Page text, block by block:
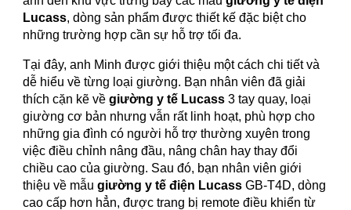
Lucass, dòng sản phẩm được thiết kế đặc biệt cho
những trường hợp cần sự hỗ trợ tối đa.
Tại đây, anh Minh được giới thiệu một cách chi tiết và
dễ hiểu về từng loại giường. Bạn nhân viên đã giải
thích cặn kẽ vềgiường y tế Lucass 3 tay quay, loại
giường cơ bản nhưng vẫn rất linh hoạt, phù hợp cho
những gia đình có người hỗ trợ thường xuyên trong
việc điều chỉnh nâng đầu, nâng chân hay thay đổi
chiều cao của giường. Sau đó, bạn nhân viên giới
thiệu về mẫugiường y tế điện Lucass GB-T4D, dòng
cao cấp hơn hẳn, được trang bị remote điều khiển từ